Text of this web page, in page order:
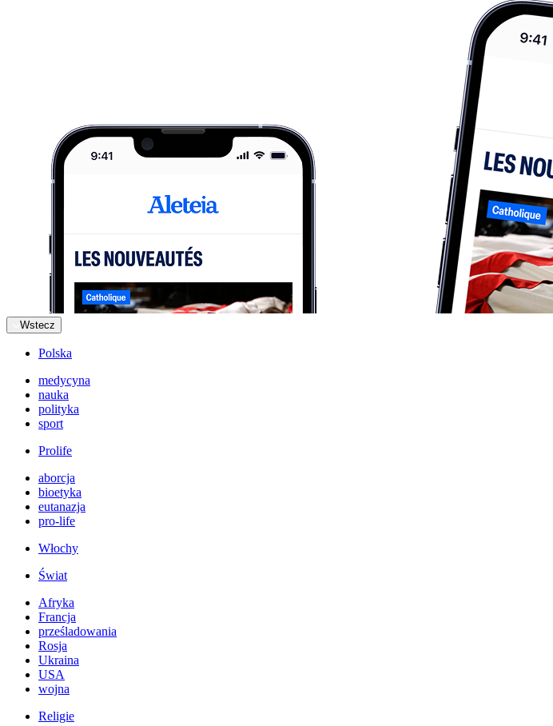
Wstecz
Polska
medycyna
nauka
polityka
sport
Prolife
aborcja
bioetyka
eutanazja
pro-life
Włochy
Świat
Afryka
Francja
prześladowania
Rosja
Ukraina
USA
wojna
Religie